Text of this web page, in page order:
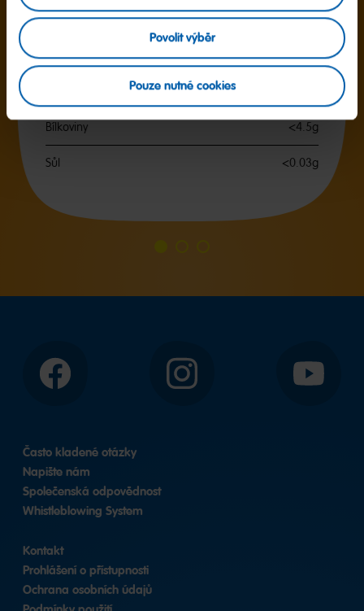
Povolit výběr
Pouze nutné cookies
Tuky
<0.5g
z toho nasycené mastné kyseliny
Sacharidy
82g
Bílkoviny <4.5g
Sůl <0.03g
1
2
3
Facebook Instagram YouTube
Často kladené otázky
Napište nám
Společenská odpovědnost
Whistleblowing System
Kontakt
Prohlášení o přístupnosti
Ochrana osobních údajů